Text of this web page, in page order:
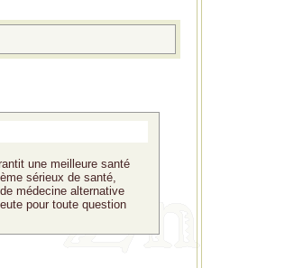
une meilleure santé
sérieux de santé,
médecine alternative
pour toute question